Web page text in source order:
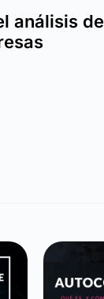
análisis de